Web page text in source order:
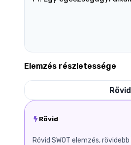
Elemzés részletessége
Rövid
Rövid
Rövid SWOT elemzés,